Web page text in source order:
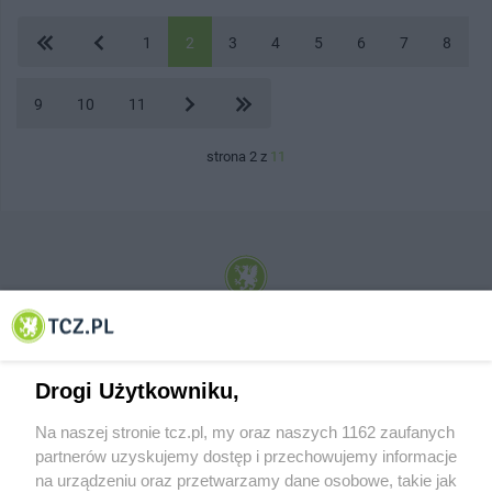
1 2 3 4 5 6 7 8
9 10 11
strona 2 z 11
© 2001-2026 Tczew - TCZ.PL Sp. z o.o. Internetowy Serwis Informacyjny Miasta
Drogi Użytkowniku,
Na naszej stronie tcz.pl, my oraz naszych 1162 zaufanych
partnerów uzyskujemy dostęp i przechowujemy informacje
na urządzeniu oraz przetwarzamy dane osobowe, takie jak